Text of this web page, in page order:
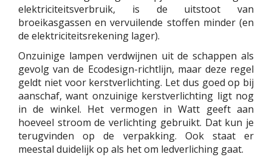
elektriciteitsverbruik, is de uitstoot van
broeikasgassen en vervuilende stoffen minder (en
de elektriciteitsrekening lager).
Onzuinige lampen verdwijnen uit de schappen als
gevolg van de Ecodesign-richtlijn, maar deze regel
geldt niet voor kerstverlichting. Let dus goed op bij
aanschaf, want onzuinige kerstverlichting ligt nog
in de winkel. Het vermogen in Watt geeft aan
hoeveel stroom de verlichting gebruikt. Dat kun je
terugvinden op de verpakking. Ook staat er
meestal duidelijk op als het om ledverliching gaat.